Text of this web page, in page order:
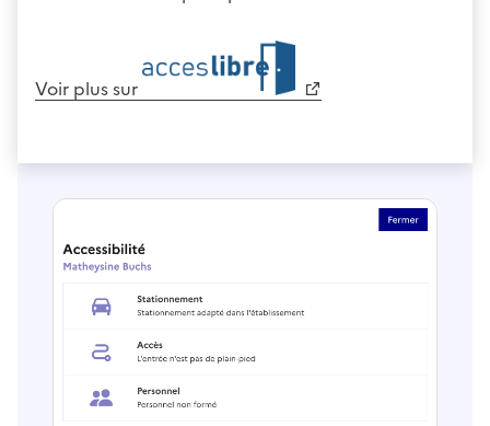
Voir plus sur